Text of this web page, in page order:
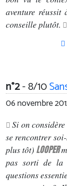
aventure
conseille plutôt.
n°2- 8/10
06 novembre
Si on
se rencontrer
plus tôt)LOOPER
pas sorti de la
questions